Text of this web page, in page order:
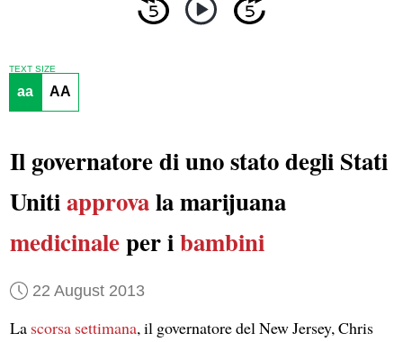
TEXT SIZE
aa AA
Il governatore di uno stato degli Stati
Unitiapprovala marijuana
medicinaleper ibambini
22 August 2013
La scorsa settimana, il governatore del New Jersey, Chris